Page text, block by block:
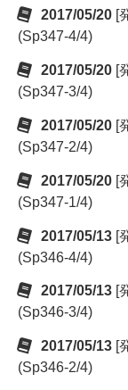
2017/05/20 [
(Sp347-4/4)
2017/05/20 [
(Sp347-3/4)
2017/05/20 [
(Sp347-2/4)
2017/05/20 [
(Sp347-1/4)
2017/05/13 [
(Sp346-4/4)
2017/05/13 [
(Sp346-3/4)
2017/05/13 [
(Sp346-2/4)